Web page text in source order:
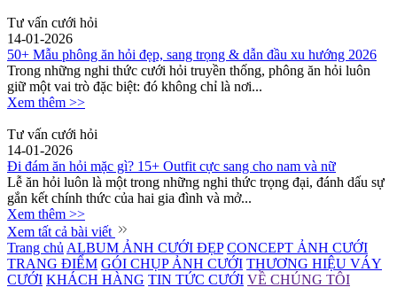
Tư vấn cưới hỏi
14-01-2026
50+ Mẫu phông ăn hỏi đẹp, sang trọng & dẫn đầu xu hướng 2026
Trong những nghi thức cưới hỏi truyền thống, phông ăn hỏi luôn
giữ một vai trò đặc biệt: đó không chỉ là nơi...
Xem thêm >>
Tư vấn cưới hỏi
14-01-2026
Đi đám ăn hỏi mặc gì? 15+ Outfit cực sang cho nam và nữ
Lễ ăn hỏi luôn là một trong những nghi thức trọng đại, đánh dấu sự
gắn kết chính thức của hai gia đình và mở...
Xem thêm >>
Xem tất cả bài viết
Trang chủ ALBUM ẢNH CƯỚI ĐẸP CONCEPT ẢNH CƯỚI
TRANG ĐIỂM GÓI CHỤP ẢNH CƯỚI THƯƠNG HIỆU VÁY
CƯỚI KHÁCH HÀNG TIN TỨC CƯỚI VỀ CHÚNG TÔI